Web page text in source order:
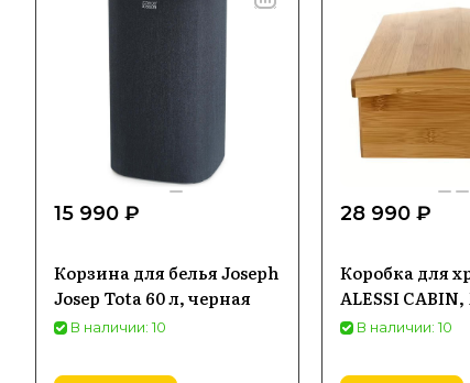
15 990 ₽
Корзина для белья Joseph
Josep Tota 60 л, черная
В наличии: 10
28 990 ₽
Коробка для
ALESSI
В наличии: 10